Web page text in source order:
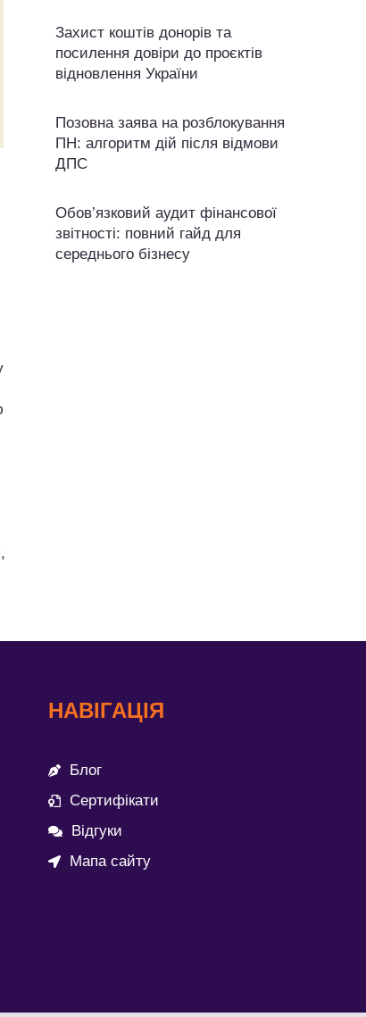
Захист коштів донорів та
посилення довіри до проєктів
відновлення України
Позовна заява на розблокування
ПН: алгоритм дій після відмови
ДПС
Обов’язковий аудит фінансової
звітності: повний гайд для
середнього бізнесу
НАВІГАЦІЯ
Блог
Сертифікати
Відгуки
Мапа сайту